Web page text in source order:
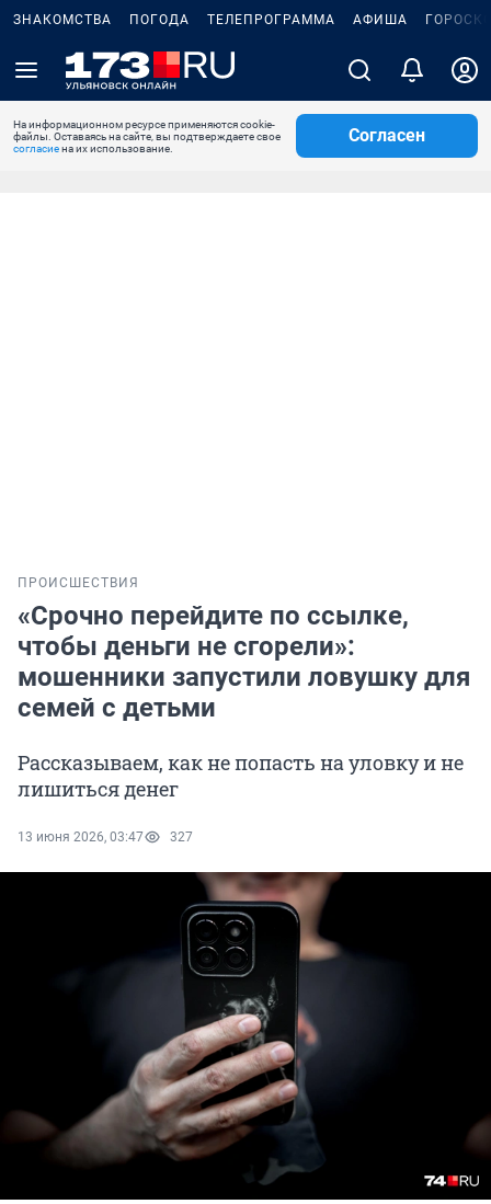
ЗНАКОМСТВА ПОГОДА ТЕЛЕПРОГРАММА АФИША
На информационном ресурсе применяются cookie-
файлы. Оставаясь на сайте, вы подтверждаете свое
согласиена их использование.
Согласен
ПРОИСШЕСТВИЯ
«Срочно перейдите по ссылке,
чтобы деньги не сгорели»:
мошенники запустили ловушку для
семей с детьми
Рассказываем, как не попасть на уловку и не
лишиться денег
13 июня 2026, 03:47 327